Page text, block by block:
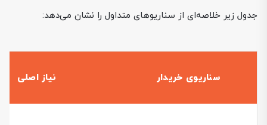
جدول زیر خلاصه‌ای از سناریوهای متداول را نشان می‌دهد:
سناریوی خریدار نیاز اصلی